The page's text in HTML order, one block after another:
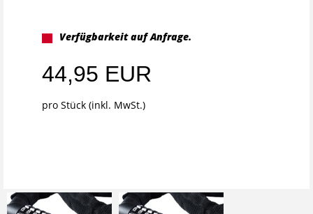
Verfügbarkeit auf Anfrage.
44,95 EUR
pro Stück (inkl. MwSt.)